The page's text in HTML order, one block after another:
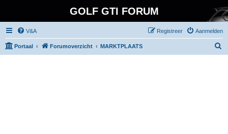
GOLF GTI FORUM
V&A Aanmelden
Registreer
Portaal Forumoverzicht MARKTPLAATS